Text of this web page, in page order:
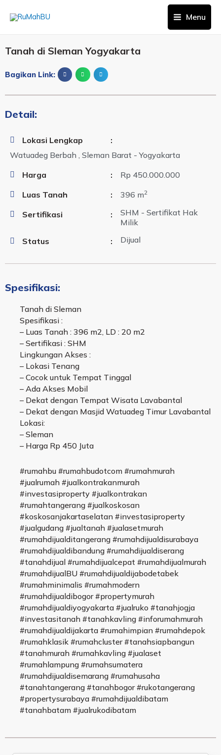
Menu
Tanah di Sleman Yogyakarta
Bagikan Link:
Detail:
Lokasi Lengkap
:
Watuadeg Berbah , Sleman Barat - Yogyakarta
Harga
:
Rp 450.000.000
Luas Tanah
: 396 m2
Sertifikasi :
SHM - Sertifikat Hak
Milik
Status
: Dijual
Spesifikasi:
Tanah di Sleman
Spesifikasi :
– Luas Tanah : 396 m2, LD : 20 m2
– Sertifikasi : SHM
Lingkungan Akses :
– Lokasi Tenang
– Cocok untuk Tempat Tinggal
– Ada Akses Mobil
– Dekat dengan Tempat Wisata Lavabantal
– Dekat dengan Masjid Watuadeg Timur Lavabantal
Lokasi:
– Sleman
– Harga Rp 450 Juta
#rumahbu #rumahbudotcom #rumahmurah
#jualrumah #jualkontrakanmurah
#investasiproperty #jualkontrakan
#rumahtangerang #jualkoskosan
#koskosanjakartaselatan #investasiproperty
#jualgudang #jualtanah #jualasetmurah
#rumahdijualditangerang #rumahdijualdisurabaya
#rumahdijualdibandung #rumahdijualdiserang
#tanahdijual #rumahdijualcepat #rumahdijualmurah
#rumahdijualBU #rumahdijualdijabodetabek
#rumahminimalis #rumahmodern
#rumahdijualdibogor #propertymurah
#rumahdijualdiyogyakarta #jualruko #tanahjogja
#investasitanah #tanahkavling #inforumahmurah
#rumahdijualdijakarta #rumahimpian #rumahdepok
#rumahklasik #rumahcluster #tanahsiapbangun
#tanahmurah #rumahkavling #jualaset
#rumahlampung #rumahsumatera
#rumahdijualdisemarang #rumahusaha
#tanahtangerang #tanahbogor #rukotangerang
#propertysurabaya #rumahdijualdibatam
#tanahbatam #jualrukodibatam